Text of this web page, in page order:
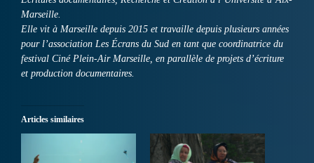
Marseille.
Elle vit à Marseille depuis 2015 et travaille depuis plusieurs années
pour l’association Les Écrans du Sud en tant que coordinatrice du
festival Ciné Plein-Air Marseille, en parallèle de projets d’écriture
et production documentaires.
Articles similaires